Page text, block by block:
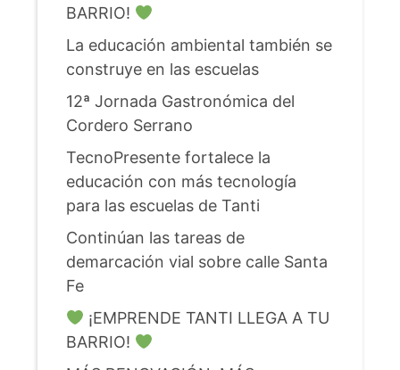
BARRIO!
La educación ambiental también se
construye en las escuelas
12ª Jornada Gastronómica del
Cordero Serrano
TecnoPresente fortalece la
educación con más tecnología
para las escuelas de Tanti
Continúan las tareas de
demarcación vial sobre calle Santa
Fe
¡EMPRENDE TANTI LLEGA A TU
BARRIO!